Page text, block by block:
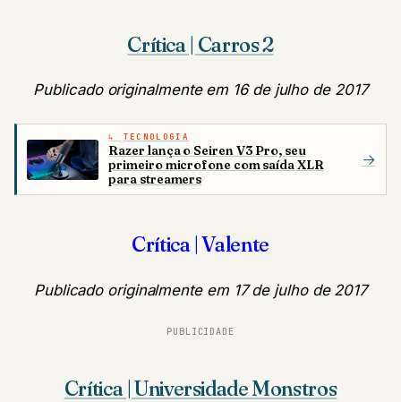
Crítica | Carros 2
Publicado originalmente em 16 de julho de 2017
TECNOLOGIA
Razer lança o Seiren V3 Pro, seu
primeiro microfone com saída XLR
para streamers
→
Crítica | Valente
Publicado originalmente em 17 de julho de 2017
PUBLICIDADE
Crítica | Universidade Monstros